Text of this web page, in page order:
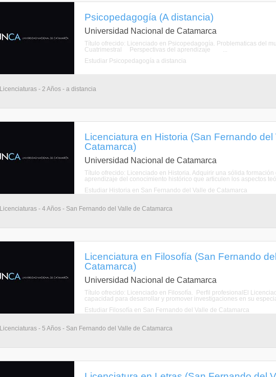
Psicopedagogía (A distancia)
Universidad Nacional de Catamarca
Título ofrecido: Licenciado en Psicopedagogía.
Cuatrimestral Perspectivas del aprendizaje ...
Estudiar Psicopedagogía a distancia
Licenciaturas - 2 Años - a distancia
Licenciatura en Historia (San Fernando
Catamarca)
Universidad Nacional de Catamarca
Título ofrecido: Licenciado en Historia. Adquirir una sólida
aprendizaje del conocimiento histórico que articulen los aspectos
Estudiar Historia en San Fernando del Valle de Catamarca
Licenciaturas - 4 Años - San Fernando del Valle de Catamarca
Licenciatura en Filosofía (San Fernando
Catamarca)
Universidad Nacional de Catamarca
Título ofrecido: Licenciado en Filosofía. Perfil profesionalEl
capacidad para desarrollar y promover investigaciones en su
Estudiar Filosofía en San Fernando del Valle de Catamarca
Licenciaturas - 5 Años - San Fernando del Valle de Catamarca